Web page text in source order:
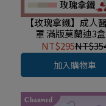
【玫瑰拿鐵】成人
罩 滿版莫蘭迪3
NT$295
加入購物車